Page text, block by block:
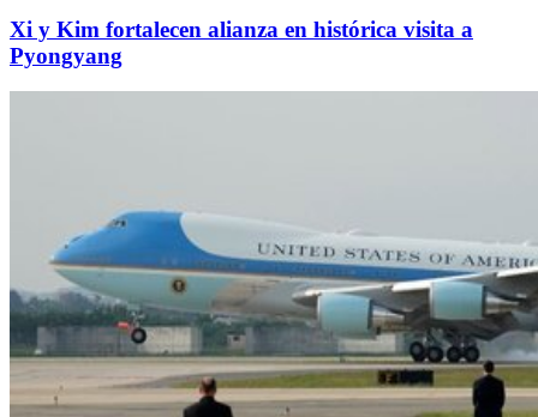
Xi y Kim fortalecen alianza en histórica visita a
Pyongyang